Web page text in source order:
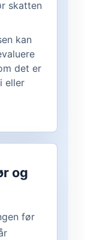
skatten
kan
det er
eller
og
før